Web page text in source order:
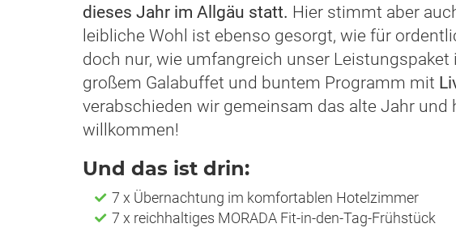
dieses Jahr im Allgäu statt. Hier stimmt aber
leibliche Wohl ist ebenso gesorgt, wie für
doch nur, wie umfangreich unser Leistungspaket
großem Galabuffet und buntem Programm mit
verabschieden wir gemeinsam das alte Jahr und
willkommen!
Und das ist drin:
7 x Übernachtung im komfortablen Hotelzimmer
7 x reichhaltiges MORADA Fit-in-den-Tag-Frühstück